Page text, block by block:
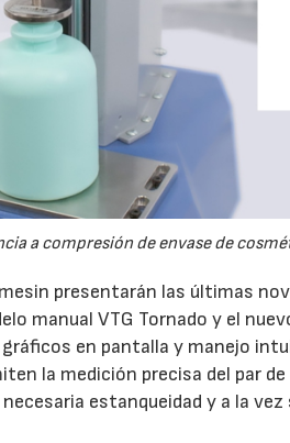
a compresión de envase de
presentarán las últimas
manual VTG Tornado y el
en pantalla y manejo
la medición precisa del par
estanqueidad y a la